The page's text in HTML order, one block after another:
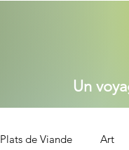
Un
Plats de Viande Art